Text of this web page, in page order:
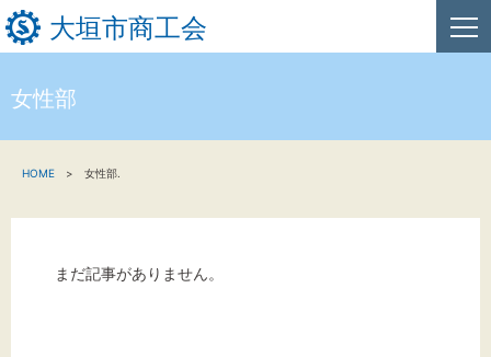
大垣市商工会
関係機関の方へ
女性部
HOME 女性部.
まだ記事がありません。